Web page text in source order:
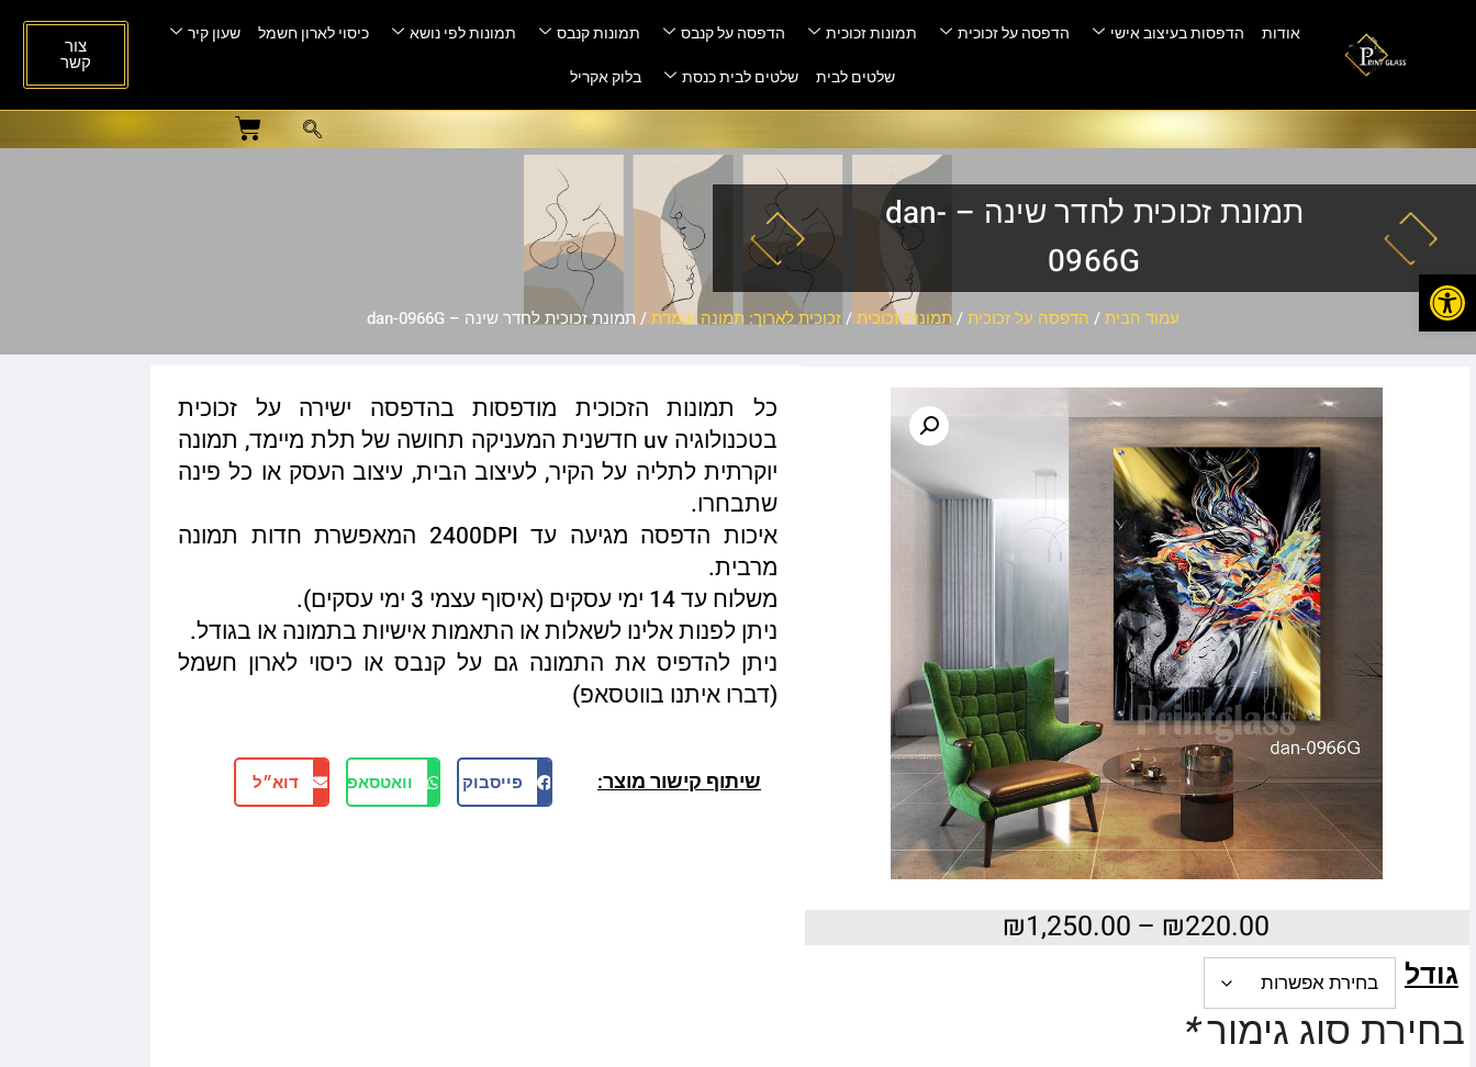
פתח סרגל נגישות
אודות הדפסות בעיצוב אישי הדפסה על זכוכית תמונות זכוכית הדפסה על קנבס תמונות קנבס תמונות לפי נושא כיסוי לארון חשמל
שעון קיר
שלטים לבית
שלטים לבית כנסת בלוק אקריל
צור
קשר
תמונת זכוכית לחדר שינה – dan-
0966G
עמוד הבית/ הדפסה על זכוכית/תמונות זכוכית/זכוכית לארוך: תמונה עומדת/ תמונת זכוכית לחדר שינה – dan-0966G
₪220.00
–
₪1,250.00
גודל
בחירת סוג גימור*
כל תמונות הזכוכית מודפסות בהדפסה ישירה על זכוכית
בטכנולוגיה uv חדשנית המעניקה תחושה של תלת מיימד, תמונה
יוקרתית לתליה על הקיר, לעיצוב הבית, עיצוב העסק או כל פינה
שתבחרו.
איכות הדפסה מגיעה עד 2400DPI המאפשרת חדות תמונה
מרבית.
משלוח עד 14 ימי עסקים (איסוף עצמי 3 ימי עסקים).
ניתן לפנות אלינו לשאלות או התאמות אישיות בתמונה או בגודל.
ניתן להדפיס את התמונה גם על קנבס או כיסוי לארון חשמל
(דברו איתנו בווטסאפ)
שיתוף קישור מוצר: פייסבוק וואטסאפ דוא״ל